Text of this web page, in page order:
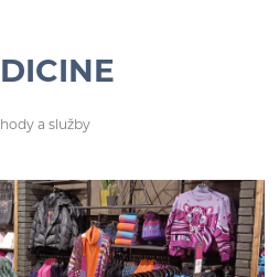
a služby